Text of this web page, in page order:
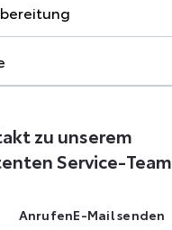
zu unserem
Service-Team
AnrufenE-Mail senden